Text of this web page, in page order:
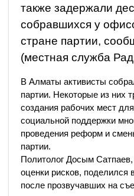
также задержали
собравшихся у
стране партии,
(местная служба
В Алматы активисты
партии. Некоторые из них
создания рабочих мест
социальной поддержки
проведения реформ и
партии.
Политолог Досым
оценки рисков, поделился
после прозвучавших на